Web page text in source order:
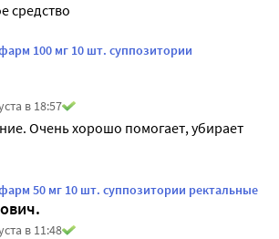
средство
100 мг 10 шт. суппозитории
в 18:57
Очень хорошо помогает, убирает
50 мг 10 шт. суппозитории ректальные
в 11:48